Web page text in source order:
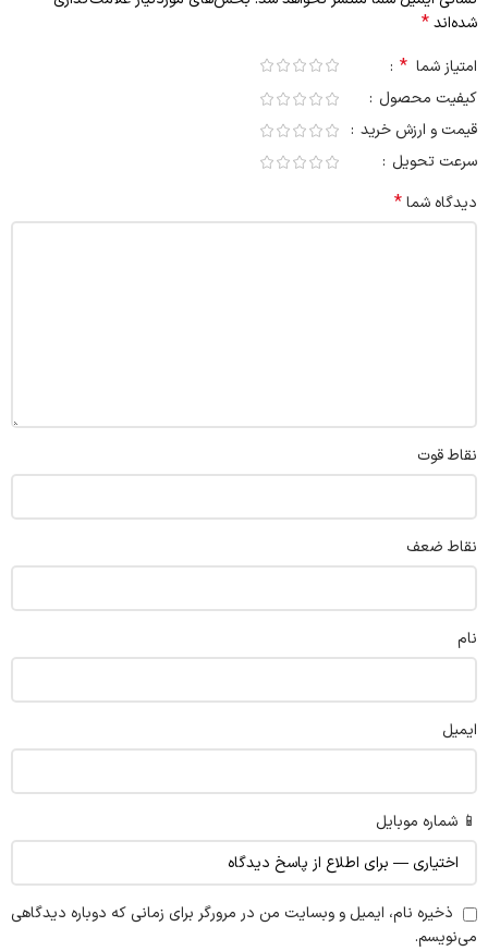
شده‌اند*
امتیاز شما *
کیفیت محصول
قیمت و ارزش خرید
سرعت تحویل
دیدگاه شما*
نقاط قوت
نقاط ضعف
نام
ایمیل
📱 شماره موبایل
ذخیره نام، ایمیل و وبسایت من در مرورگر برای زمانی که دوباره دیدگاهی
می‌نویسم.